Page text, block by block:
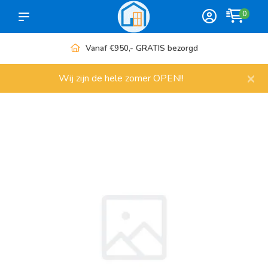
0
Vanaf €950,- GRATIS bezorgd
Wij zijn de hele zomer OPEN!! ×